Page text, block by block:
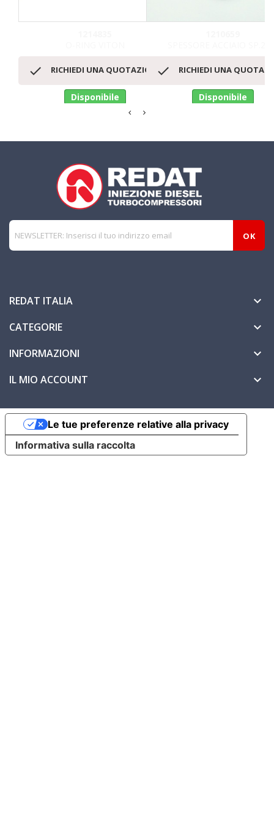
 RICHIEDI UNA QUOTAZIONE
Disponibile
 RICHIEDI UNA
Disponibile
REDAT ITALIA 
CATEGORIE 
INFORMAZIONI 
IL MIO ACCOUNT 
Informativa sulla raccolta
Le tue preferenze relative alla privacy